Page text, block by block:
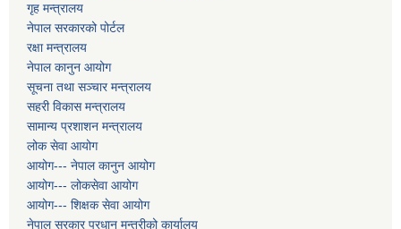
गृह मन्त्रालय
नेपाल सरकारको पोर्टल
रक्षा मन्त्रालय
नेपाल कानुन आयोग
सूचना तथा सञ्चार मन्त्रालय
सहरी विकास मन्त्रालय
सामान्य प्रशाशन मन्त्रालय
लोक सेवा आयोग
आयोग--- नेपाल कानुन आयोग
आयोग--- लोकसेवा आयोग
आयोग--- शिक्षक सेवा आयोग
नेपाल सरकार प्रधान मन्त्रीको कार्यालय